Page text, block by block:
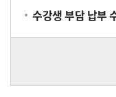
수강생 부담 납부